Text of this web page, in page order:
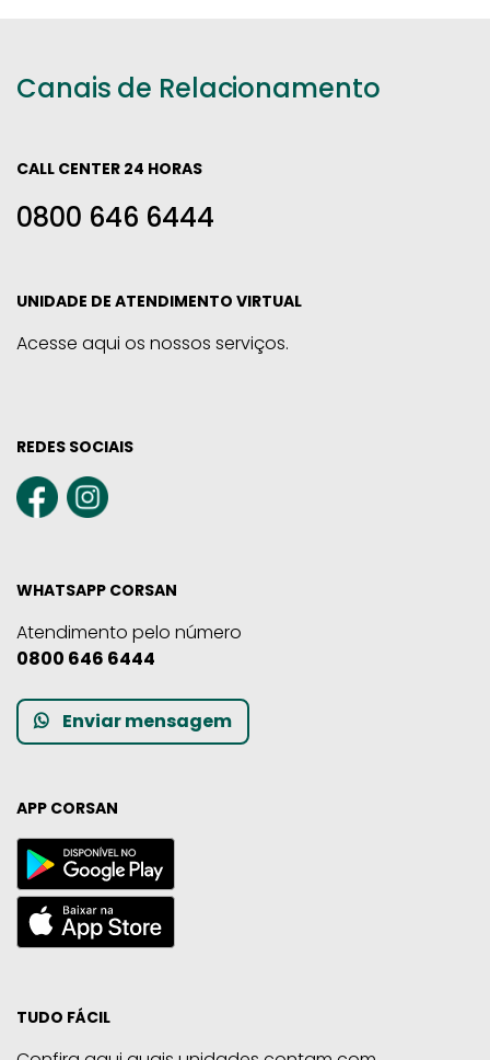
Canais de Relacionamento
CALL CENTER 24 HORAS
0800 646 6444
UNIDADE DE ATENDIMENTO VIRTUAL
Acesse aqui os nossos serviços.
REDES SOCIAIS
WHATSAPP CORSAN
Atendimento pelo número
0800 646 6444
Enviar mensagem
APP CORSAN
TUDO FÁCIL